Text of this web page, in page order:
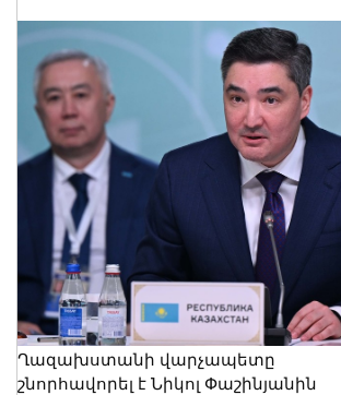
Ղազախստանի վարչապետը
շնորհավորել է Նիկոլ Փաշինյանին